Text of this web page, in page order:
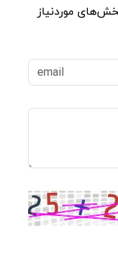
موردنیاز